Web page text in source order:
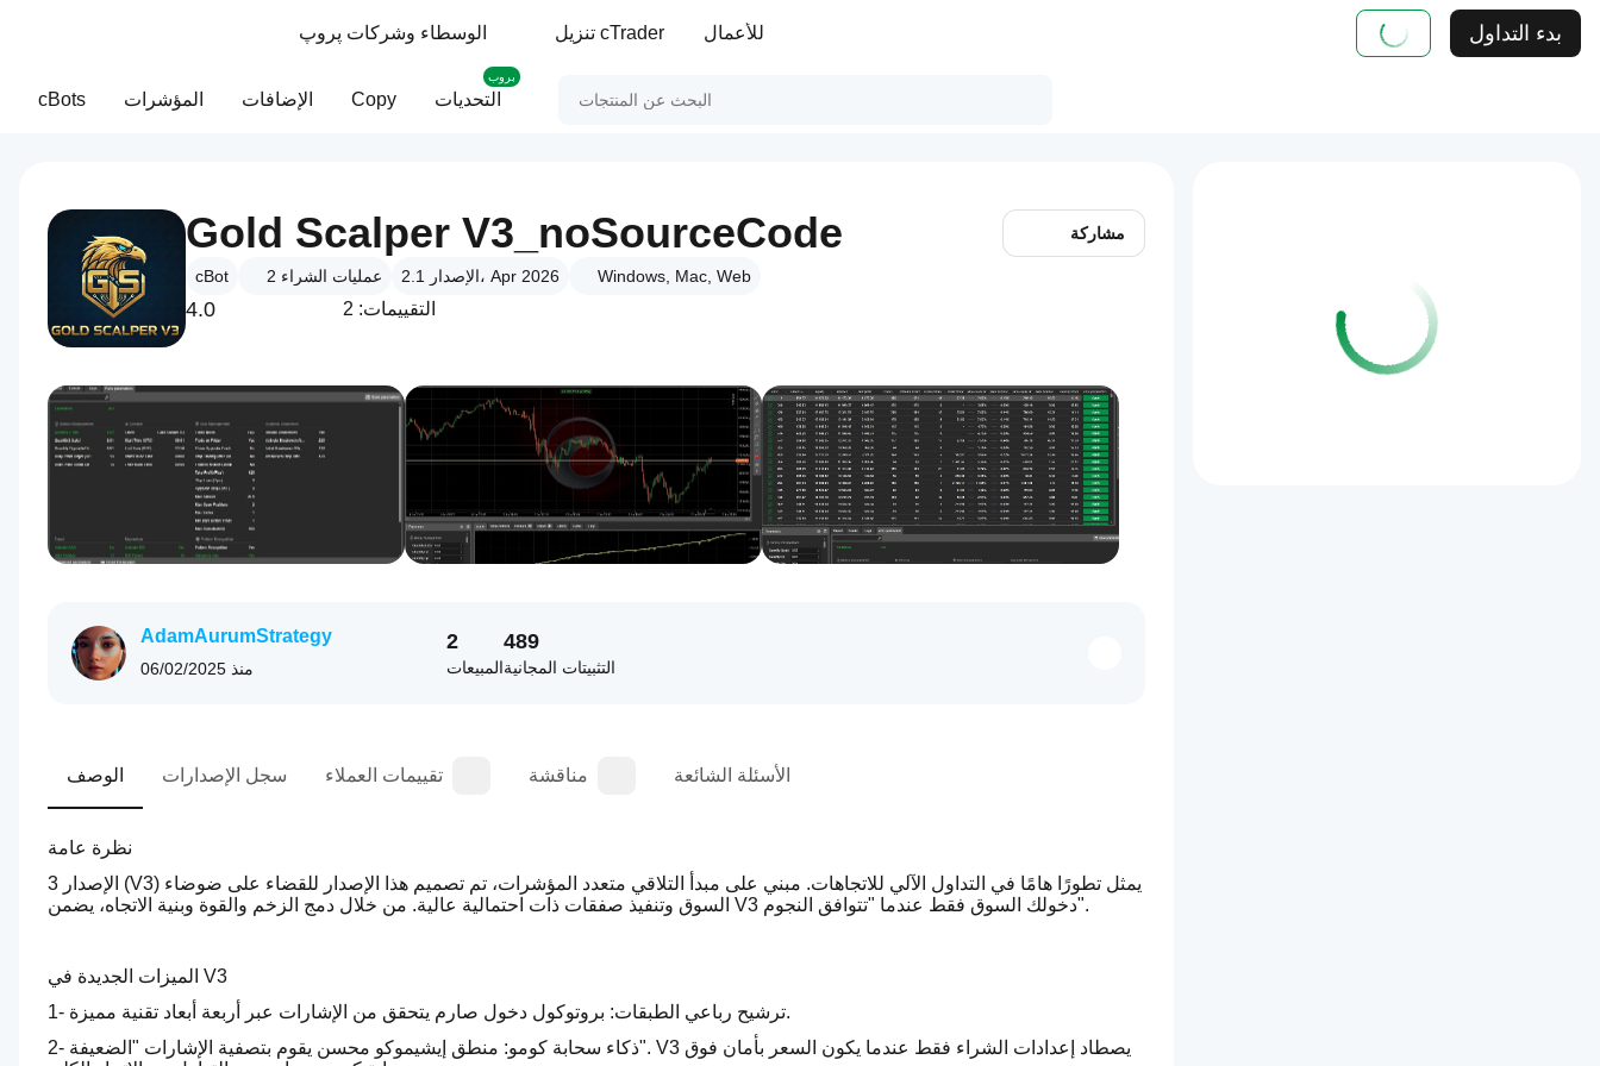
الوسطاء وشركات پروپ تنزيل cTrader للأعمال بدء التداول
cBots المؤشرات الإضافات Copy التحديات
بروب
Gold Scalper V3_noSourceCode
cBot 2 عمليات الشراء الإصدار 2.1، Apr 2026 Windows, Mac, Web
4.0 التقييمات: 2
مشاركة
AdamAurumStrategy
منذ 06/02/2025
2
المبيعات
489
التثبيتات المجانية
الوصف سجل الإصدارات تقييمات العملاء مناقشة الأسئلة الشائعة
نظرة عامة
الإصدار 3 (V3) يمثل تطورًا هامًا في التداول الآلي للاتجاهات. مبني على مبدأ التلاقي متعدد المؤشرات، تم تصميم هذا الإصدار للقضاء على ضوضاء
السوق وتنفيذ صفقات ذات احتمالية عالية. من خلال دمج الزخم والقوة وبنية الاتجاه، يضمن V3 دخولك السوق فقط عندما "تتوافق النجوم".
الميزات الجديدة في V3
1- ترشيح رباعي الطبقات: بروتوكول دخول صارم يتحقق من الإشارات عبر أربعة أبعاد تقنية مميزة.
2- ذكاء سحابة كومو: منطق إيشيموكو محسن يقوم بتصفية الإشارات "الضعيفة". V3 يصطاد إعدادات الشراء فقط عندما يكون السعر بأمان فوق